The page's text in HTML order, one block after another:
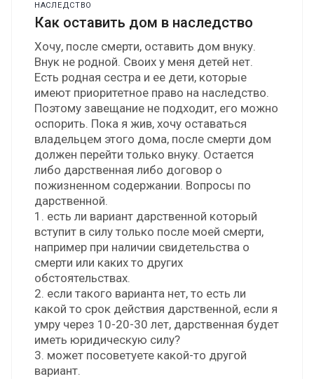
НАСЛЕДСТВО
Как оставить дом в наследство
Хочу, после смерти, оставить дом внуку.
Внук не родной. Своих у меня детей нет.
Есть родная сестра и ее дети, которые
имеют приоритетное право на наследство.
Поэтому завещание не подходит, его можно
оспорить. Пока я жив, хочу оставаться
владельцем этого дома, после смерти дом
должен перейти только внуку. Остается
либо дарственная либо договор о
пожизненном содержании. Вопросы по
дарственной.
1. есть ли вариант дарственной который
вступит в силу только после моей смерти,
например при наличии свидетельства о
смерти или каких то других
обстоятельствах.
2. если такого варианта нет, то есть ли
какой то срок действия дарственной, если я
умру через 10-20-30 лет, дарственная будет
иметь юридическую силу?
3. может посоветуете какой-то другой
вариант.